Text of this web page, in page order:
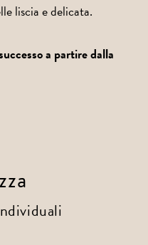
liscia e delicata.
a partire dalla